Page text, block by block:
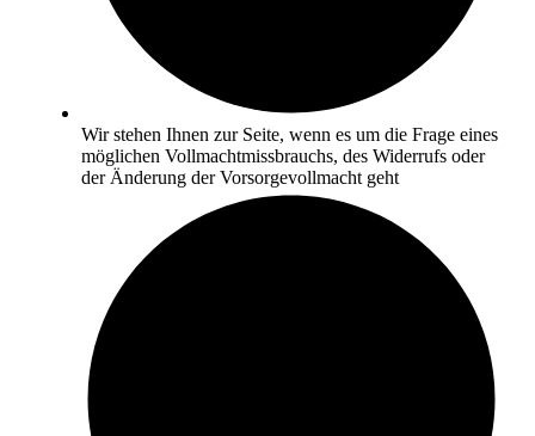
Wir stehen Ihnen zur Seite, wenn es um die Frage eines
möglichen Vollmachtmissbrauchs, des Widerrufs oder
der Änderung der Vorsorgevollmacht geht